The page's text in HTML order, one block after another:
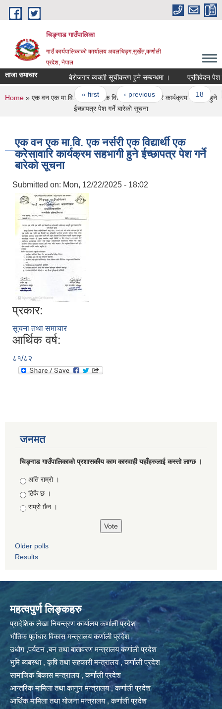
Skip to main content
चिङ्गाड गाउँपालिका
गाउँ कार्यपालिकाको कार्यालय अवलचिङ्ग,सुर्खेत,कर्णाली
प्रदेश, नेपाल
ताजा समाचार बेरोजगार ब्यक्ती सूचीकरण हुने सम्बन्धमा । प्रतिवेदन पेश गर्ने
Pages
« first ‹ previous … 18
You are here
Home » एक वन एक मा.वि. एक नर्सरी एक विद्यार्थी एक करेसावारि कार्यक्रम सहभागी हुने
ईच्छापत्र पेश गर्ने बारेको सूचना
एक वन एक मा.वि. एक नर्सरी एक विद्यार्थी एक
करेसावारि कार्यक्रम सहभागी हुने ईच्छापत्र पेश गर्ने
बारेको सूचना
Submitted on: Mon, 12/22/2025 - 18:02
प्रकार:
सूचना तथा समाचार
आर्थिक वर्ष:
८१/८२
जनमत
चिङ्गाड गाउँपालिकाको प्रशासकीय काम कारवाही यहाँहरुलाई कस्तो लाग्छ ।
Choices
अति राम्रो ।
ठिकै छ ।
राम्रो छैन ।
Older polls
Results
महत्वपुर्ण लिङ्कहरु
प्रादेशिक लेखा नियन्त्रण कार्यालय कर्णाली प्रदेश
भौतिक पूर्वाधार विकास मन्त्रालय कर्णाली प्रदेश
उधोग ,पर्यटन ,बन तथा बातावरण मन्त्रालय कर्णाली प्रदेश
भुमि ब्यबस्था , कृषि तथा सहकारी मन्त्रालय , कर्णाली प्रदेश
सामाजिक बिकास मन्त्रालय , कर्णाली प्रदेश
आन्तरिक मामिला तथा कानुन मन्त्रालय , कर्णाली प्रदेश
आर्थिक मामिला तथा योजना मन्त्रालय , कर्णाली प्रदेश